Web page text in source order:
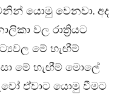
යොමු වෙනවා. අද
වල රාත්‍රියට
මේ හැඟීම්
මේ හැඟීම් මොලේ
ඒවාට යොමු වීමට